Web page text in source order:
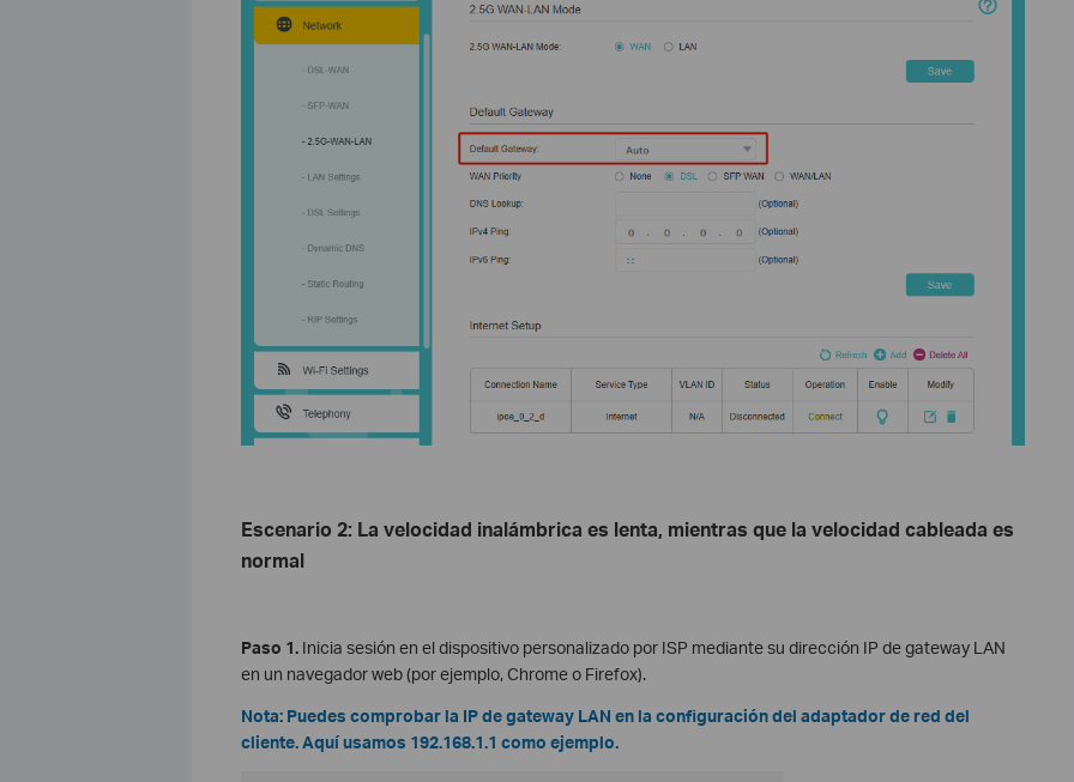
Escenario 2: La velocidad inalámbrica es lenta, mientras que la velocidad cableada es
normal
Paso 1.Inicia sesión en el dispositivo personalizado por ISP mediante su dirección IP de gateway LAN
en un navegador web (por ejemplo, Chrome o Firefox).
Nota: Puedes comprobar la IP de gateway LAN en la configuración del adaptador de red del
cliente. Aquí usamos 192.168.1.1 como ejemplo.